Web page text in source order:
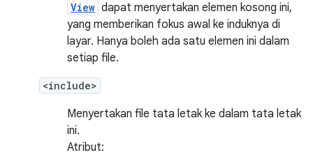
View dapat menyertakan elemen kosong ini,
yang memberikan fokus awal ke induknya di
layar. Hanya boleh ada satu elemen ini dalam
setiap file.
<include>
Menyertakan file tata letak ke dalam tata letak
ini.
Atribut: